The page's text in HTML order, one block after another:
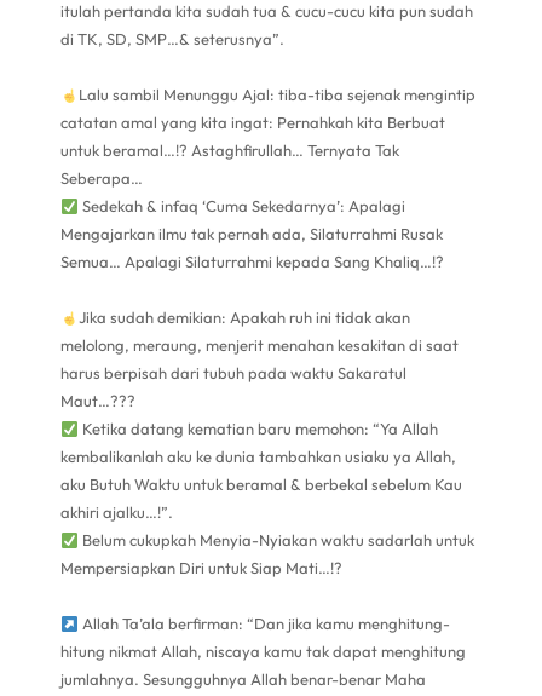
itulah pertanda kita sudah tua & cucu-cucu kita pun sudah
di TK, SD, SMP…& seterusnya”.
Lalu sambil Menunggu Ajal: tiba-tiba sejenak mengintip
catatan amal yang kita ingat: Pernahkah kita Berbuat
untuk beramal…!? Astaghfirullah… Ternyata Tak
Seberapa…
Sedekah & infaq ‘Cuma Sekedarnya’: Apalagi
Mengajarkan ilmu tak pernah ada, Silaturrahmi Rusak
Semua… Apalagi Silaturrahmi kepada Sang Khaliq…!?
Jika sudah demikian: Apakah ruh ini tidak akan
melolong, meraung, menjerit menahan kesakitan di saat
harus berpisah dari tubuh pada waktu Sakaratul
Maut…???
Ketika datang kematian baru memohon: “Ya Allah
kembalikanlah aku ke dunia tambahkan usiaku ya Allah,
aku Butuh Waktu untuk beramal & berbekal sebelum Kau
akhiri ajalku…!”.
Belum cukupkah Menyia-Nyiakan waktu sadarlah untuk
Mempersiapkan Diri untuk Siap Mati…!?
Allah Ta’ala berfirman: “Dan jika kamu menghitung-
hitung nikmat Allah, niscaya kamu tak dapat menghitung
jumlahnya. Sesungguhnya Allah benar-benar Maha